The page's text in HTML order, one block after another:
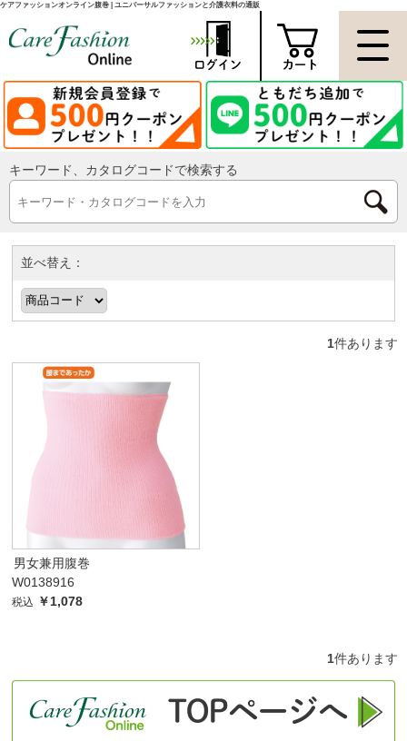
ケアファッションオンライン腹巻 | ユニバーサルファッションと介護衣料の通販
キーワード、カタログコードで検索する
並べ替え：
1件あります
男女兼用腹巻
W0138916
税込 ￥1,078
1件あります